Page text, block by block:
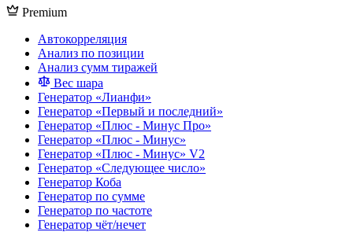
Premium
Автокорреляция
Анализ по позиции
Анализ сумм тиражей
Вес шара
Генератор «Лианфи»
Генератор «Первый и последний»
Генератор «Плюс - Минус Про»
Генератор «Плюс - Минус»
Генератор «Плюс - Минус» V2
Генератор «Следующее число»
Генератор Коба
Генератор по сумме
Генератор по частоте
Генератор чёт/нечет